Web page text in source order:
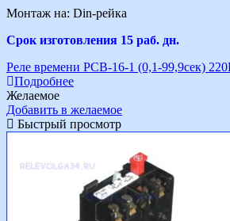
Монтаж на: Din-рейка
Срок изготовления 15 раб. дн.
Реле времени РСВ-16-1 (0,1-99,9сек)
Подробнее
Желаемое
Добавить в желаемое
Быстрый просмотр